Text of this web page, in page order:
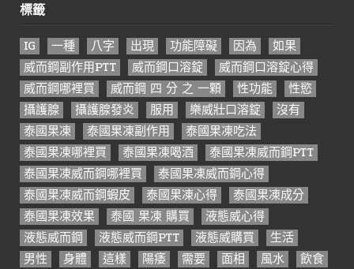
標籤
IG 一種 八字 出現 功能障礙 因為
如果
威而鋼副作用PTT
威而鋼口溶錠
威而鋼口溶錠心得
威而鋼哪裡買
威而鋼 四 分 之 一顆 性功能
性慾
攝護腺
攝護腺發炎 服用 樂威壯口溶錠
沒有
泰國果凍
泰國果凍副作用
泰國果凍吃法
泰國果凍哪裡買
泰國果凍喝酒
泰國果凍威而鋼PTT
泰國果凍威而鋼哪裡買
泰國果凍威而鋼心得
泰國果凍威而鋼蝦皮
泰國果凍心得
泰國果凍成分
泰國果凍效果
泰國 果凍 購買
液態威心得
液態威而鋼
液態威而鋼PTT 液態威購買
生活
男性
身體 這樣 陽痿 需要 面相 風水 飲食